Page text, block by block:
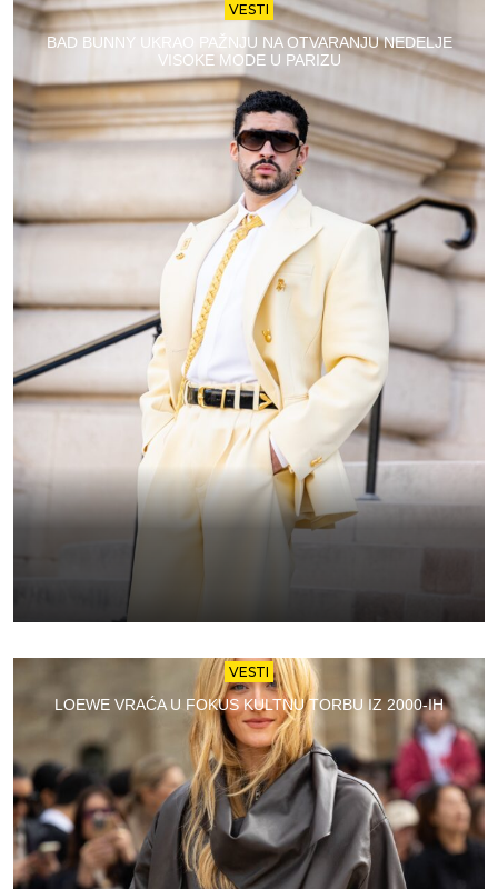
VESTI
BAD BUNNY UKRAO PAŽNJU NA OTVARANJU NEDELJE
VISOKE MODE U PARIZU
VESTI
LOEWE VRAĆA U FOKUS KULTNU TORBU IZ 2000-IH